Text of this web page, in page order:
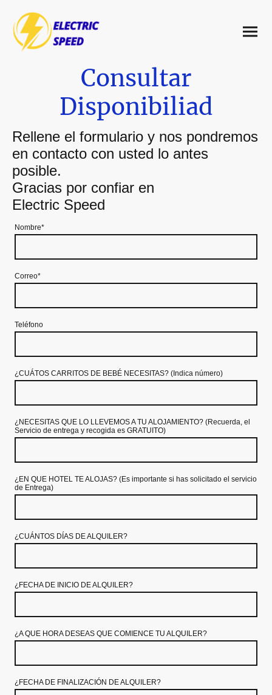
Consultar
Disponibiliad
Rellene el formulario y nos pondremos
en contacto con usted lo antes
posible.
Gracias por confiar en
Electric Speed
Nombre*
Correo*
Teléfono
¿CUÁTOS CARRITOS DE BEBÉ NECESITAS? (Indica número)
¿NECESITAS QUE LO LLEVEMOS A TU ALOJAMIENTO? (Recuerda, el
Servicio de entrega y recogida es GRATUITO)
¿EN QUE HOTEL TE ALOJAS? (Es importante si has solicitado el servicio
de Entrega)
¿CUÁNTOS DÍAS DE ALQUILER?
¿FECHA DE INICIO DE ALQUILER?
¿A QUE HORA DESEAS QUE COMIENCE TU ALQUILER?
¿FECHA DE FINALIZACIÓN DE ALQUILER?